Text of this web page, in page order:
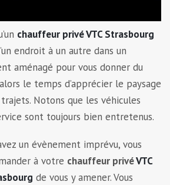
chauffeur privé VTC Strasbourg
endroit à un autre dans un
aménagé pour vous donner du
le temps d’apprécier le paysage
Notons que les véhicules
sont toujours bien entretenus.
un évènement imprévu, vous
à votre chauffeur privéVTC
de vous y amener. Vous